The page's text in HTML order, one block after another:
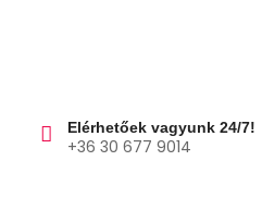
Elérhetőek vagyunk 24/7!
+36 30 677 9014